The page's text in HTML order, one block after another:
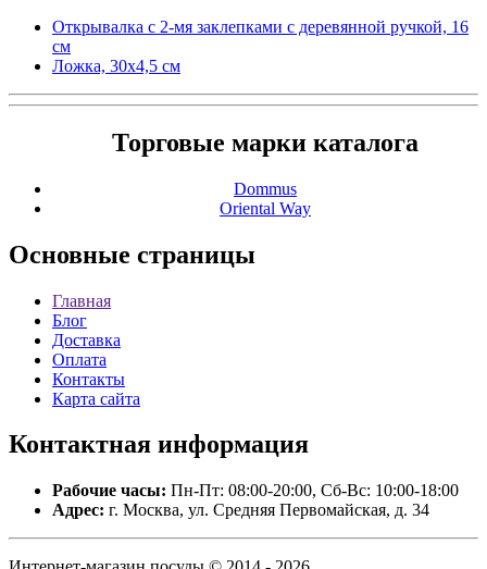
Открывалка с 2-мя заклепками с деревянной ручкой, 16
см
Ложка, 30х4,5 см
Торговые марки каталога
Dommus
Oriental Way
Основные страницы
Главная
Блог
Доставка
Оплата
Контакты
Карта сайта
Контактная информация
Рабочие часы: Пн-Пт: 08:00-20:00, Сб-Вс: 10:00-18:00
Адрес: г. Москва, ул. Средняя Первомайская, д. 34